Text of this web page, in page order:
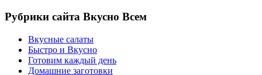
Рубрики сайта Вкусно Всем
Вкусные салаты
Быстро и Вкусно
Готовим каждый день
Домашние заготовки